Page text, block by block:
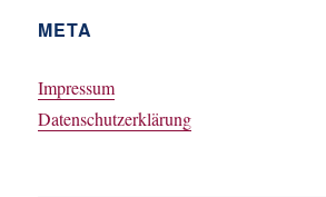
META
Impressum
Datenschutzerklärung